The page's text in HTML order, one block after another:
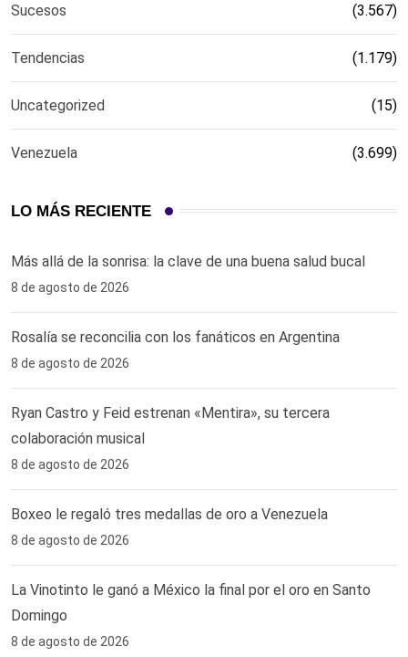
Sucesos (3.567)
Tendencias (1.179)
Uncategorized (15)
Venezuela (3.699)
LO MÁS RECIENTE
Más allá de la sonrisa: la clave de una buena salud bucal
8 de agosto de 2026
Rosalía se reconcilia con los fanáticos en Argentina
8 de agosto de 2026
Ryan Castro y Feid estrenan «Mentira», su tercera
colaboración musical
8 de agosto de 2026
Boxeo le regaló tres medallas de oro a Venezuela
8 de agosto de 2026
La Vinotinto le ganó a México la final por el oro en Santo
Domingo
8 de agosto de 2026